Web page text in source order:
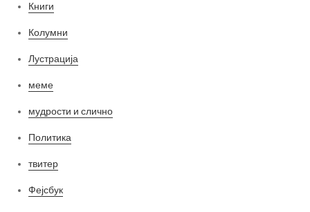
Книги
Колумни
Лустрација
меме
мудрости и слично
Политика
твитер
Фејсбук